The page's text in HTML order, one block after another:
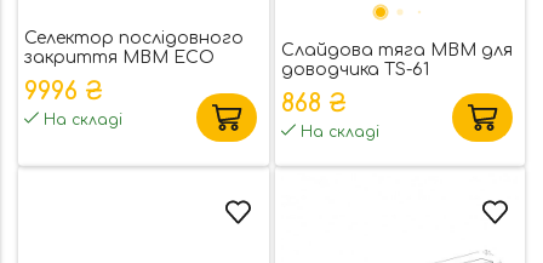
Селектор послідовного
закриття MBM ECO
Schulte SR III
9996 ₴
На складі
Слайдова тяга MBM для
доводчика TS-61
868 ₴
На складі